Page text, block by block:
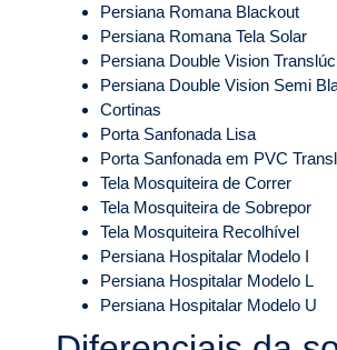
Persiana Romana Blackout
Persiana Romana Tela Solar
Persiana Double Vision
Persiana Double Vision Semi
Cortinas
Porta Sanfonada Lisa
Porta Sanfonada em PVC
Tela Mosquiteira de Correr
Tela Mosquiteira de Sobrepor
Tela Mosquiteira Recolhível
Persiana Hospitalar Modelo I
Persiana Hospitalar Modelo L
Persiana Hospitalar Modelo U